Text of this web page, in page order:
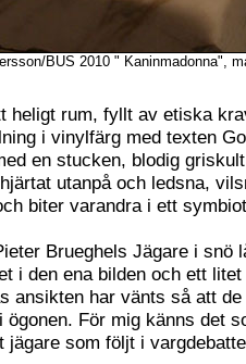
BUS 2010 " Kaninmadonna",
heligt rum, fyllt av etiska
i vinylfärg med texten
en stucken, blodig
utanpå och ledsna,
biter varandra i ett
Brueghels Jägare i snö
i den ena bilden och ett
ansikten har vänts så att
För mig känns det
jägare som följt i